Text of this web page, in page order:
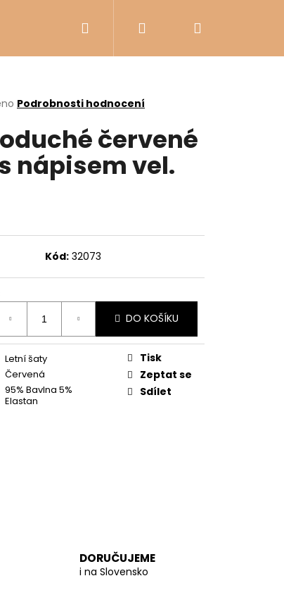
VÝPRODEJ Přihlášení
Podrobnosti hodnocení
červené
nápisem vel.
Kód: 32073
DO KOŠÍKU
Letní šaty
Červená
95% Bavlna 5%
Elastan
Tisk
Zeptat se
Sdílet
DORUČUJEME
i na Slovensko
Následující
KABELKA